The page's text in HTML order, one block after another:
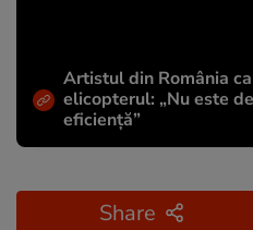
Artistul din România
elicopterul: „Nu este
eficiență”
Share